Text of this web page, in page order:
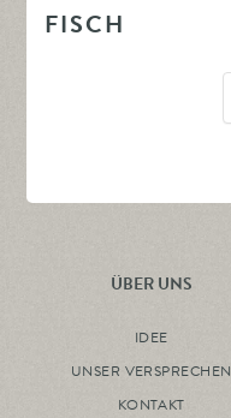
FISCH
ÜBER UNS
IDEE
UNSER VERSPRECHEN
KONTAKT